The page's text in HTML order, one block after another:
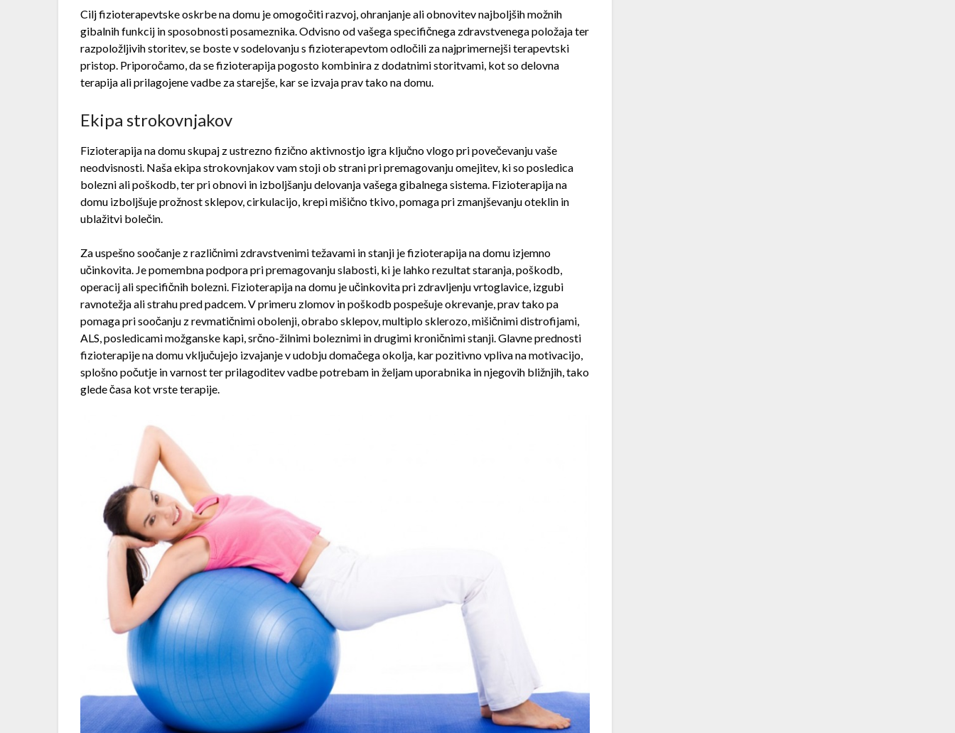
Cilj fizioterapevtske oskrbe na domu je omogočiti razvoj, ohranjanje ali obnovitev najboljših možnih
gibalnih funkcij in sposobnosti posameznika. Odvisno od vašega specifičnega zdravstvenega položaja ter
razpoložljivih storitev, se boste v sodelovanju s fizioterapevtom odločili za najprimernejši terapevtski
pristop. Priporočamo, da se fizioterapija pogosto kombinira z dodatnimi storitvami, kot so delovna
terapija ali prilagojene vadbe za starejše, kar se izvaja prav tako na domu.
Ekipa strokovnjakov
Fizioterapija na domu skupaj z ustrezno fizično aktivnostjo igra ključno vlogo pri povečevanju vaše
neodvisnosti. Naša ekipa strokovnjakov vam stoji ob strani pri premagovanju omejitev, ki so posledica
bolezni ali poškodb, ter pri obnovi in izboljšanju delovanja vašega gibalnega sistema. Fizioterapija na
domu izboljšuje prožnost sklepov, cirkulacijo, krepi mišično tkivo, pomaga pri zmanjševanju oteklin in
ublažitvi bolečin.
Za uspešno soočanje z različnimi zdravstvenimi težavami in stanji je fizioterapija na domu izjemno
učinkovita. Je pomembna podpora pri premagovanju slabosti, ki je lahko rezultat staranja, poškodb,
operacij ali specifičnih bolezni. Fizioterapija na domu je učinkovita pri zdravljenju vrtoglavice, izgubi
ravnotežja ali strahu pred padcem. V primeru zlomov in poškodb pospešuje okrevanje, prav tako pa
pomaga pri soočanju z revmatičnimi obolenji, obrabo sklepov, multiplo sklerozo, mišičnimi distrofijami,
ALS, posledicami možganske kapi, srčno-žilnimi boleznimi in drugimi kroničnimi stanji. Glavne prednosti
fizioterapije na domu vključujejo izvajanje v udobju domačega okolja, kar pozitivno vpliva na motivacijo,
splošno počutje in varnost ter prilagoditev vadbe potrebam in željam uporabnika in njegovih bližnjih, tako
glede časa kot vrste terapije.